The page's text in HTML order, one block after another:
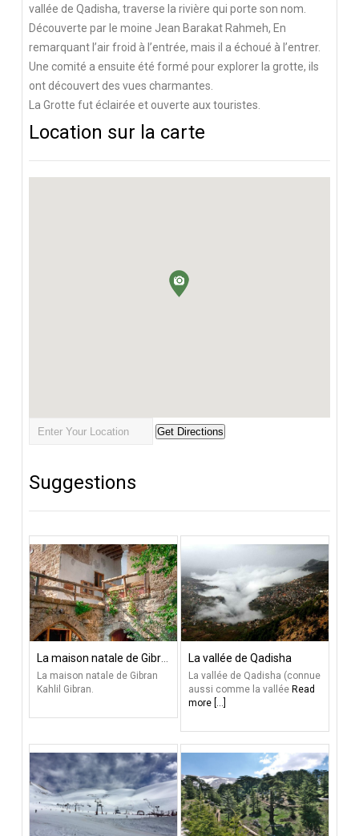
vallée de Qadisha, traverse la rivière qui porte son nom.
Découverte par le moine Jean Barakat Rahmeh, En
remarquant l’air froid à l’entrée, mais il a échoué à l’entrer.
Une comité a ensuite été formé pour explorer la grotte, ils
ont découvert des vues charmantes.
La Grotte fut éclairée et ouverte aux touristes.
Location sur la carte
Suggestions
La maison natale de Gibran Khalil Gibran
La maison natale de Gibran
Kahlil Gibran.
La vallée de Qadisha
La vallée de Qadisha (connue
aussi comme la vallée Read
more [...]